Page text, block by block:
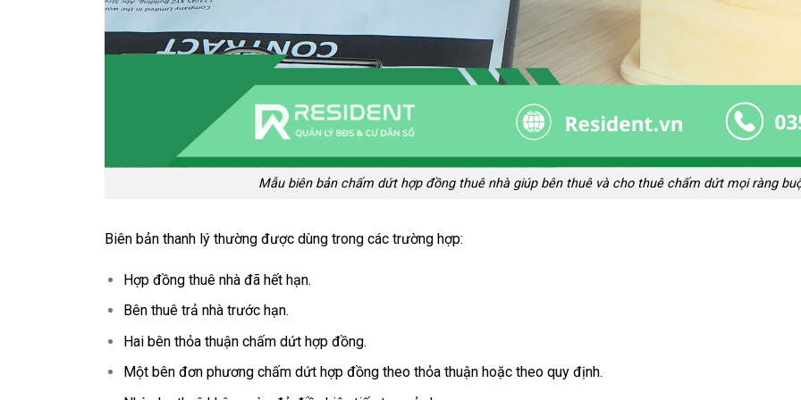
Mẫu biên bản chấm dứt hợp đồng thuê nhà giúp bên thuê và cho thuê chấm dứt mọi ràng
Biên bản thanh lý thường được dùng trong các trường hợp:
Hợp đồng thuê nhà đã hết hạn.
Bên thuê trả nhà trước hạn.
Hai bên thỏa thuận chấm dứt hợp đồng.
Một bên đơn phương chấm dứt hợp đồng theo thỏa thuận hoặc theo quy định.